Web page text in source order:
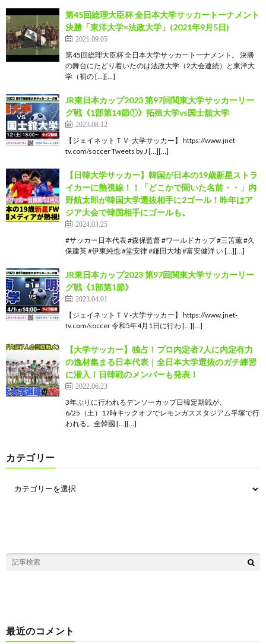
第45回総理大臣杯 全日本大学サッカートーナメント
決勝「東洋大学×法政大学」(2021年9月5日)
2021.09.05
第45回総理大臣杯 全日本大学サッカートーナメント。 決勝
の舞台にたどり着いたのは法政大学（2大会連続）と東洋大
学（初の […][…]
JR東日本カップ2023 第97回関東大学サッカーリー
グ戦《1部第14節①》拓殖大学vs国士舘大学
2023.08.12
【ジェイネットＴＶ-大学サッカー】 https://www.jnet-
tv.com/soccer Tweets by J […][…]
【日韓大学サッカー】韓国が日本の19歳新星ストラ
イカーに熱視線！！「どこかで聞いた名前・・」内
野航太郎が韓国大学選抜相手に2ゴール！昨年はア
ジア大会で韓国相手にゴールも。
2024.03.25
#サッカー日本代表 #森保監督 #ワールドカップ #三笘薫 #久
保建英 #伊東純也 #堂安律 #鎌田大地 #富安健洋 い […][…]
JR東日本カップ2023 第97回関東大学サッカーリー
グ戦《1部第1節》
2023.04.01
【ジェイネットＴＶ-大学サッカー】 https://www.jnet-
tv.com/soccer 令和5年4月1日に行わ […][…]
【大学サッカー】独占！プロ内定者7人に内定有力
の逸材集まる日本代表｜全日本大学選抜のガチ練習
に潜入！日韓戦のメンバーも発表！
2022.06.23
3年ぶりに行われるデンソーカップ日韓定期戦が、
6/25（土）17時キックオフでレモンガススタジアム平塚で行
われる。全韓國 […][…]
カテゴリー
最近のコメント